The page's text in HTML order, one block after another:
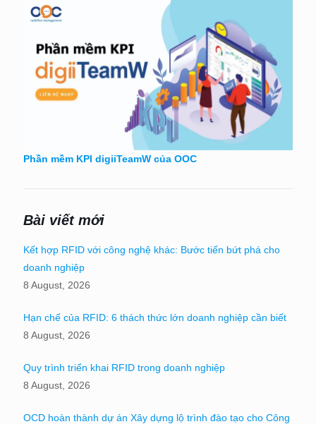
Phần mềm KPI digiiTeamW của OOC
Bài viết mới
Kết hợp RFID với công nghệ khác: Bước tiến bứt phá cho
doanh nghiệp
8 August, 2026
Hạn chế của RFID: 6 thách thức lớn doanh nghiệp cần biết
8 August, 2026
Quy trình triển khai RFID trong doanh nghiệp
8 August, 2026
OCD hoàn thành dự án Xây dựng lộ trình đào tạo cho Công